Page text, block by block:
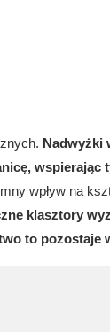
Nadwyżki
wspierając
wpływ na
klasztory
to pozostaje